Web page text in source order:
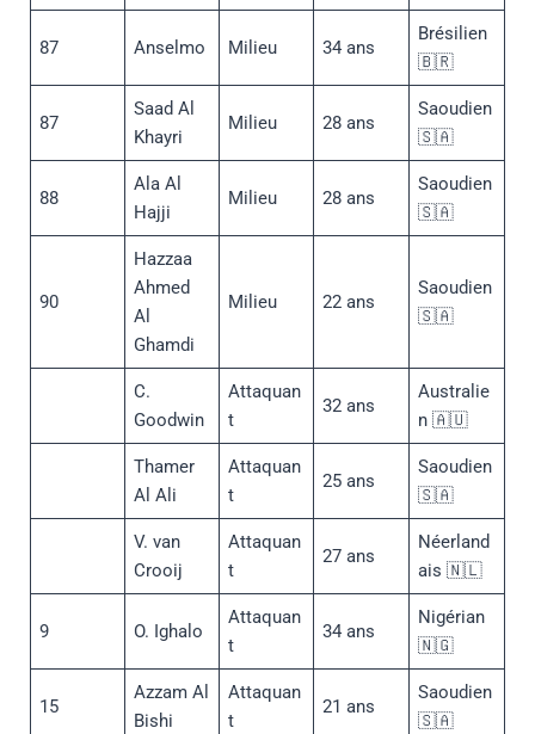
87 Anselmo Milieu 34 ans
Brésilien
🇧🇷
87
Saad Al
Khayri
Milieu 28 ans
Saoudien
🇸🇦
88
Ala Al
Hajji
Milieu 28 ans
Saoudien
🇸🇦
90
Hazzaa
Ahmed
Al
Ghamdi
Milieu 22 ans
Saoudien
🇸🇦
C.
Goodwin
Attaquan
t
32 ans
Australie
n 🇦🇺
Thamer
Al Ali
Attaquan
t
25 ans
Saoudien
🇸🇦
V. van
Crooij
Attaquan
t
27 ans
Néerland
ais 🇳🇱
9 O. Ighalo
Attaquan
t
34 ans
Nigérian
🇳🇬
15
Azzam Al
Bishi
Attaquan
t
21 ans
Saoudien
🇸🇦